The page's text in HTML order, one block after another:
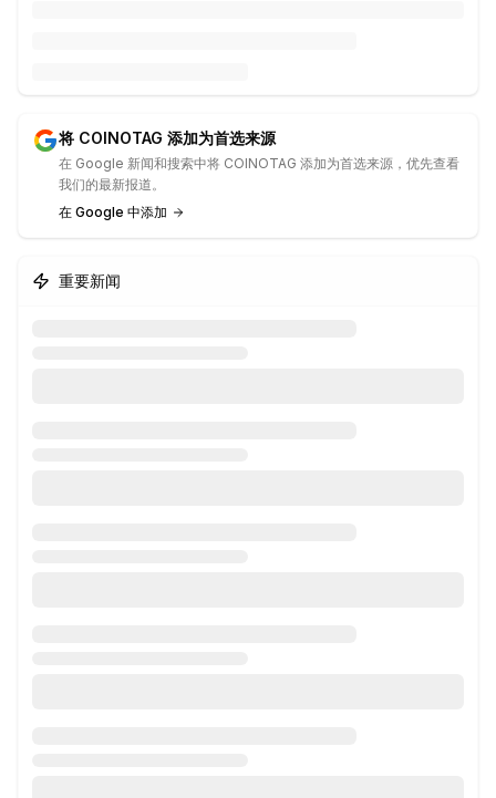
将 COINOTAG 添加为首选来源
在 Google 新闻和搜索中将 COINOTAG 添加为首选来源，优先查看
我们的最新报道。
在 Google 中添加
重要新闻